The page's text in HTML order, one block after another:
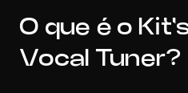
O que é o
Vocal Tuner?